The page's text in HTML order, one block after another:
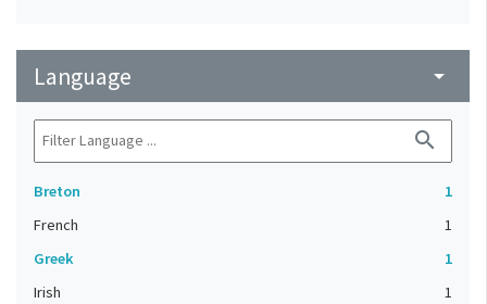
Language arrow_drop_down
search
Breton
1
French
1
Greek
1
Irish
1